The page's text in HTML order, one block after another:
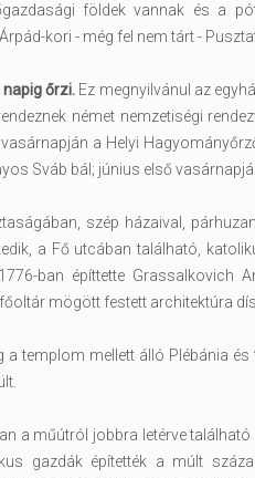
földek vannak és a
kori - még fel nem tárt -
őrzi. Ez megnyilvánul az
német nemzetiségi
a Helyi
Sváb bál; június első
szép házaival,
a Fő utcában található,
ban építtette Grassalkovich
mögött festett architektúra
a templom mellett álló Plébánia
a műútról jobbra letérve
gazdák építették a múlt